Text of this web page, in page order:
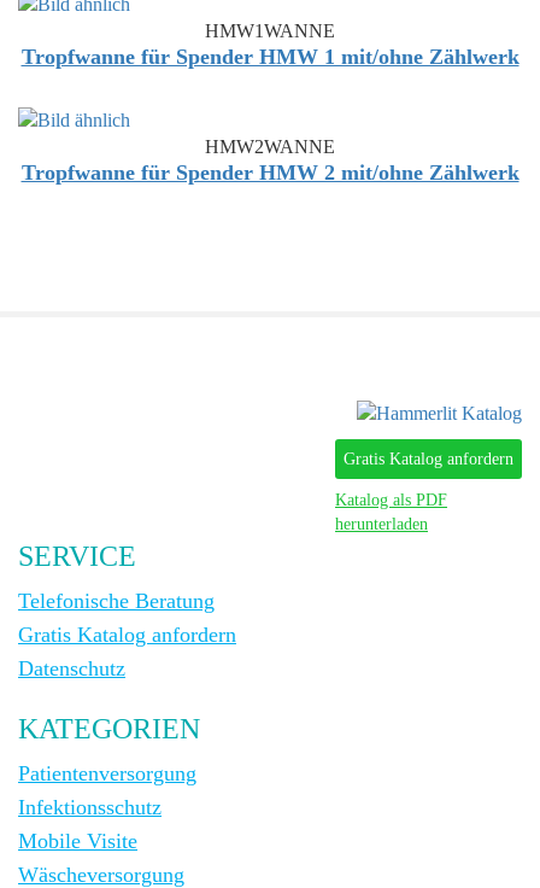
HMW1WANNE
Tropfwanne für Spender HMW 1 mit/ohne Zählwerk
HMW2WANNE
Tropfwanne für Spender HMW 2 mit/ohne Zählwerk
Gratis Katalog anfordern
Katalog als PDF
herunterladen
SERVICE
Telefonische Beratung
Gratis Katalog anfordern
Datenschutz
KATEGORIEN
Patientenversorgung
Infektionsschutz
Mobile Visite
Wäscheversorgung